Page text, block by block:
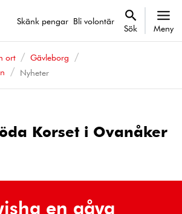
Skänk pengar Bli volontär
Sök Meny
ort
Gävleborg
Nyheter
Korset i Ovanåker
en gåva